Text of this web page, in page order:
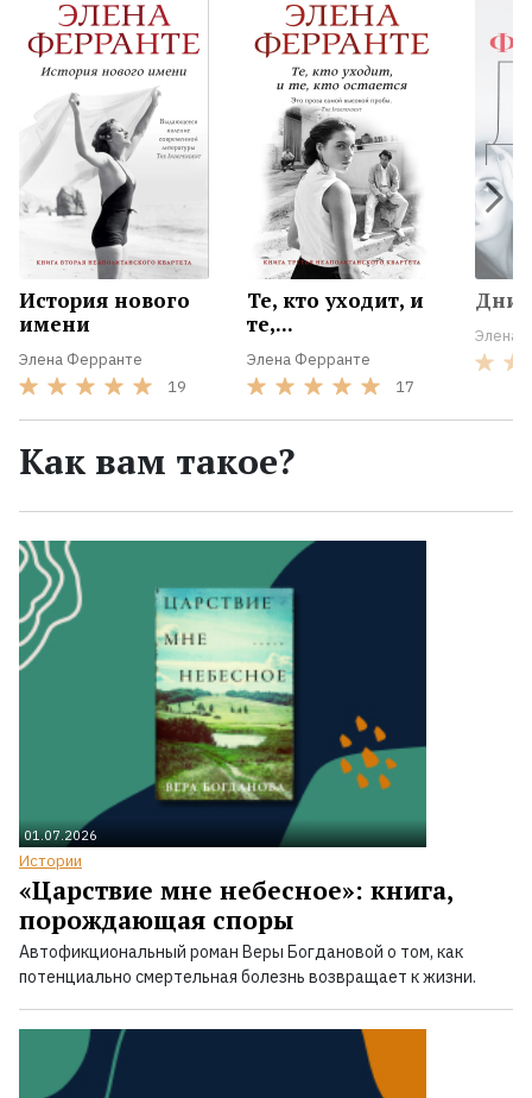
Коллекции
История нового
имени
Элена Ферранте
19
Те, кто уходит, и
те,...
Элена Ферранте
17
Дни
Элена
Как вам такое?
01.07.2026
Истории
«Царствие мне небесное»: книга,
порождающая споры
Автофикциональный роман Веры Богдановой о том, как
потенциально смертельная болезнь возвращает к жизни.